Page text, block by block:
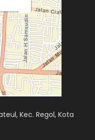
Kec. Regol, Kota